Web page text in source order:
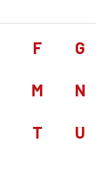
F G
M N
T U